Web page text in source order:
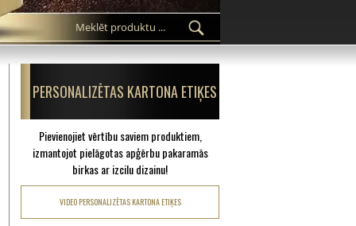
PERSONALIZĒTAS KARTONA ETIĶES
Pievienojiet vērtību saviem produktiem,
izmantojot pielāgotas apģērbu pakaramās
birkas ar izcilu dizainu!
VIDEO PERSONALIZĒTAS KARTONA ETIĶES